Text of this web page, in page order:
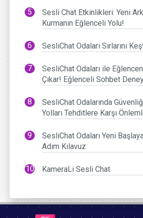
Sesli Chat Etkinlikleri: Yeni
Kurmanın Eğlenceli Yolu!
SesliChat Odaları Sırlarını
SesliChat Odaları ile
Çıkar! Eğlenceli Sohbet
SesliChat Odalarında
Yolları Tehditlere Karşı
SesliChat Odaları Yeni
Adım Kılavuz
KameraLi Sesli Chat